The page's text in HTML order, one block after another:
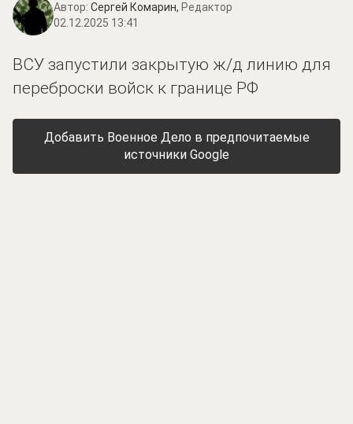
Автор: Сергей Комарин, Редактор
02.12.2025 13:41
ВСУ запустили закрытую ж/д линию для
переброски войск к границе РФ
Добавить Военное Дело в предпочитаемые
источники Google